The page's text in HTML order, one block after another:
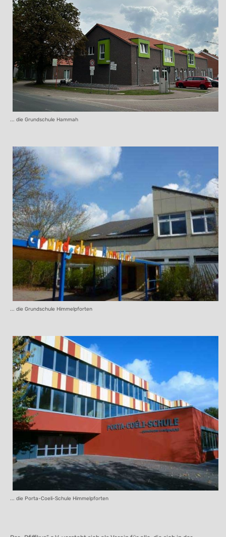
... die Grundschule Hammah
... die Grundschule Himmelpforten
... die Porta-Coeli-Schule Himmelpforten